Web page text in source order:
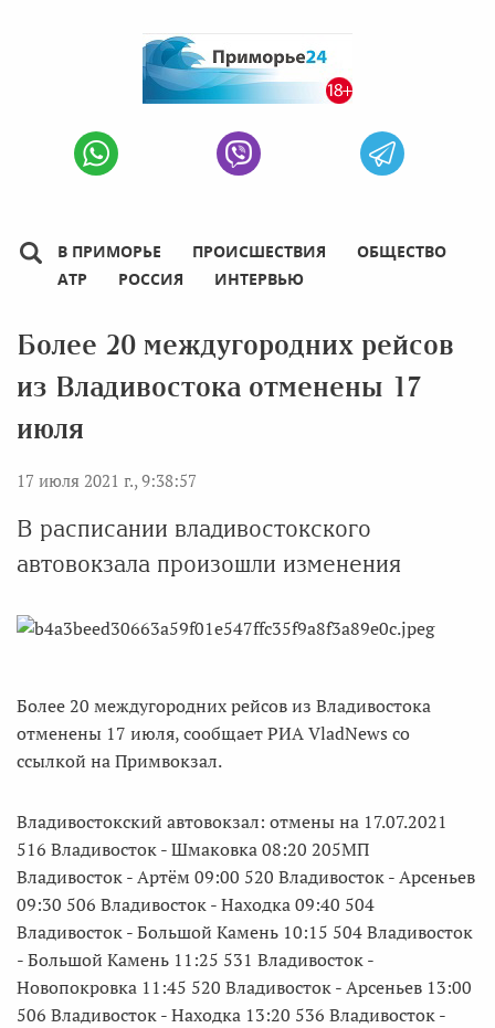
В ПРИМОРЬЕ ПРОИСШЕСТВИЯ
ОБЩЕСТВО
АТР
РОССИЯ ИНТЕРВЬЮ
Более 20 междугородних рейсов
из Владивостока отменены 17
июля
17 июля 2021 г., 9:38:57
В расписании владивостокского
автовокзала произошли изменения
Более 20 междугородних рейсов из Владивостока
отменены 17 июля, сообщает РИА VladNews со
ссылкой на Примвокзал.
Владивостокский автовокзал: отмены на 17.07.2021
516 Владивосток - Шмаковка 08:20 205МП
Владивосток - Артём 09:00 520 Владивосток - Арсеньев
09:30 506 Владивосток - Находка 09:40 504
Владивосток - Большой Камень 10:15 504 Владивосток
- Большой Камень 11:25 531 Владивосток -
Новопокровка 11:45 520 Владивосток - Арсеньев 13:00
506 Владивосток - Находка 13:20 536 Владивосток -